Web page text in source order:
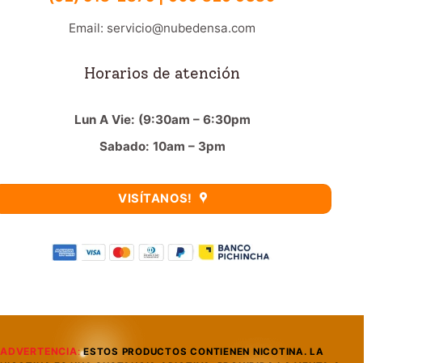
Email: servicio@nubedensa.com
Horarios de atención
Lun A Vie: (9:30am – 6:30pm
Sabado: 10am – 3pm
VISÍTANOS!
ADVERTENCIA: ESTOS PRODUCTOS CONTIENEN NICOTINA. LA